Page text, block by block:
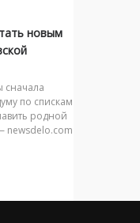
новым
сначала
по спискам
родной
newsdelo.com